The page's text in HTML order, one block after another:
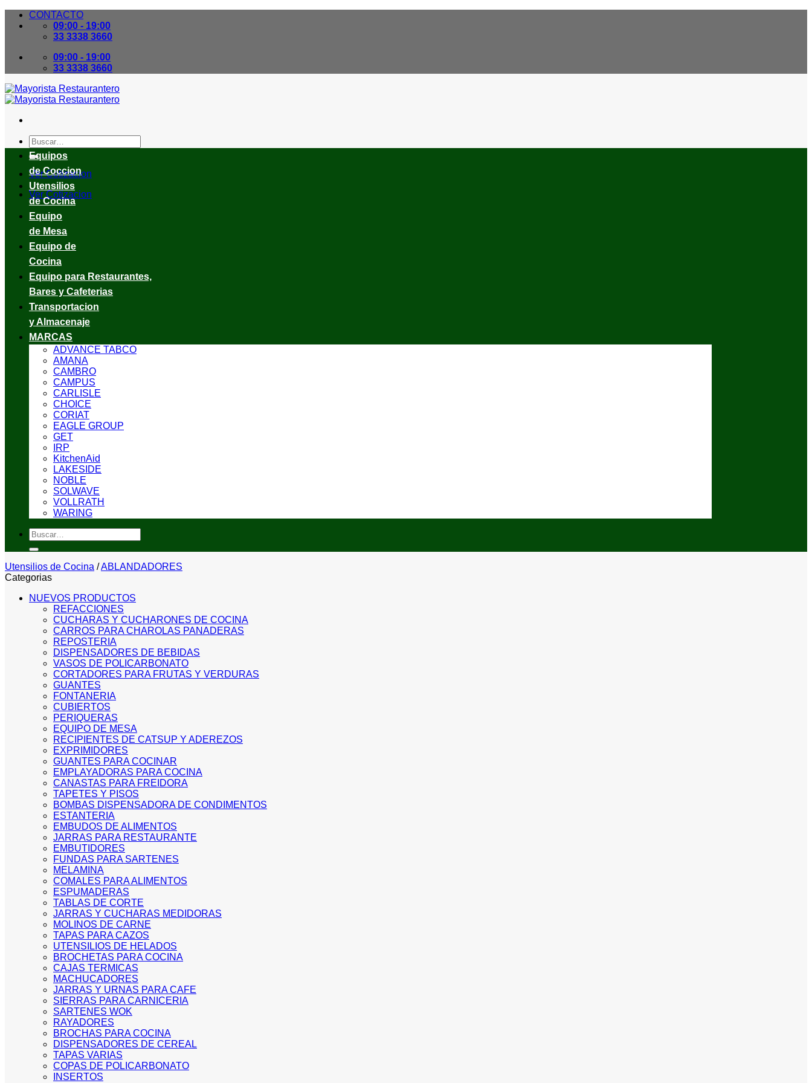
Skip
CONTACTO
09:00 - 19:00
33 3338 3660
09:00 - 19:00
33 3338 3660
Buscar
por:
Ver Cotizacion
Ver Cotizacion
Equipos
de Coccion
Utensilios
de Cocina
Equipo
de Mesa
Equipo de
Cocina
Equipo para Restaurantes,
Bares y Cafeterias
Transportacion
y Almacenaje
MARCAS
ADVANCE TABCO
AMANA
CAMBRO
CAMPUS
CARLISLE
CHOICE
CORIAT
EAGLE GROUP
GET
IRP
KitchenAid
LAKESIDE
NOBLE
SOLWAVE
VOLLRATH
WARING
Buscar
por:
Utensilios de Cocina /ABLANDADORES
Categorias
NUEVOS PRODUCTOS
REFACCIONES
CUCHARAS Y CUCHARONES DE COCINA
CARROS PARA CHAROLAS PANADERAS
REPOSTERIA
DISPENSADORES DE BEBIDAS
VASOS DE POLICARBONATO
CORTADORES PARA FRUTAS Y VERDURAS
GUANTES
FONTANERIA
CUBIERTOS
PERIQUERAS
EQUIPO DE MESA
RECIPIENTES DE CATSUP Y ADEREZOS
EXPRIMIDORES
GUANTES PARA COCINAR
EMPLAYADORAS PARA COCINA
CANASTAS PARA FREIDORA
TAPETES Y PISOS
BOMBAS DISPENSADORA DE CONDIMENTOS
ESTANTERIA
EMBUDOS DE ALIMENTOS
JARRAS PARA RESTAURANTE
EMBUTIDORES
FUNDAS PARA SARTENES
MELAMINA
COMALES PARA ALIMENTOS
ESPUMADERAS
TABLAS DE CORTE
JARRAS Y CUCHARAS MEDIDORAS
MOLINOS DE CARNE
TAPAS PARA CAZOS
UTENSILIOS DE HELADOS
BROCHETAS PARA COCINA
CAJAS TERMICAS
MACHUCADORES
JARRAS Y URNAS PARA CAFE
SIERRAS PARA CARNICERIA
SARTENES WOK
RAYADORES
BROCHAS PARA COCINA
DISPENSADORES DE CEREAL
TAPAS VARIAS
COPAS DE POLICARBONATO
INSERTOS